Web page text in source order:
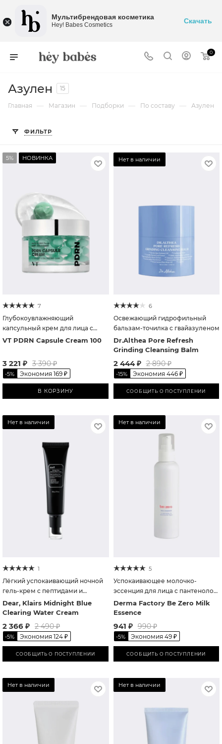
0
Азулен 15
Главная — Магазин — Подборки — По составу — Азулен
ФИЛЬТР
5% НОВИНКА
7
Глубокоувлажняющий
капсульный крем для лица с
ПДРН
VT PDRN Capsule Cream 100
3 221 ₽ 3 390₽
-5% Экономия 169 ₽
В КОРЗИНУ
Нет в наличии
6
Освежающий гидрофильный
бальзам-точилка с гвайазуленом
Dr.Althea Pore Refresh
Grinding Cleansing Balm
2 444₽ 2 890₽
-15% Экономия 446₽
СООБЩИТЬ О ПОСТУПЛЕНИИ
Нет в наличии
1
Лёгкий успокаивающий ночной
гель-крем с пептидами и
гвайазуленом
Dear, Klairs Midnight Blue
Clearing Water Cream
2 366 ₽ 2 490₽
-5% Экономия 124 ₽
СООБЩИТЬ О ПОСТУПЛЕНИИ
Нет в наличии
5
Успокаивающее молочко-
эссенция для лица с пантенолом
и гвайазуленом
Derma Factory Be Zero Milk
Essence
941 ₽ 990₽
-5% Экономия 49₽
СООБЩИТЬ О ПОСТУПЛЕНИИ
Нет в наличии Нет в наличии
Мультибрендовая косметика
Hey! Babes Cosmetics Скачать